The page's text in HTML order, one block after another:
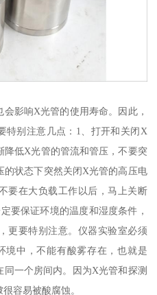
影响X光管的使用寿命。因此，
特别注意几点：1、打开和关闭X
低X光管的管流和管压，不要突
状态下突然关闭X光管的高压电
要在大负载工作以后，马上关断
要保证环境的温度和湿度条件，
更要特别注意。仪器实验室必须
境中，不能有酸雾存在，也就是
一个房间内。因为X光管和探测
容易被酸腐蚀。